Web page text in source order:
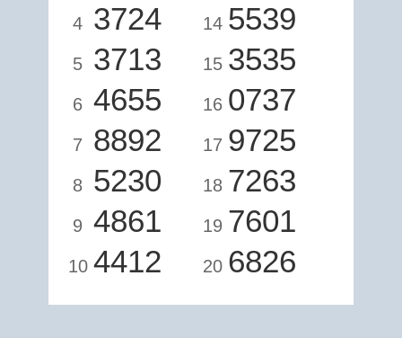
4 3724
5 3713
6 4655
7 8892
8 5230
9 4861
10 4412
14 5539
15 3535
16 0737
17 9725
18 7263
19 7601
20 6826